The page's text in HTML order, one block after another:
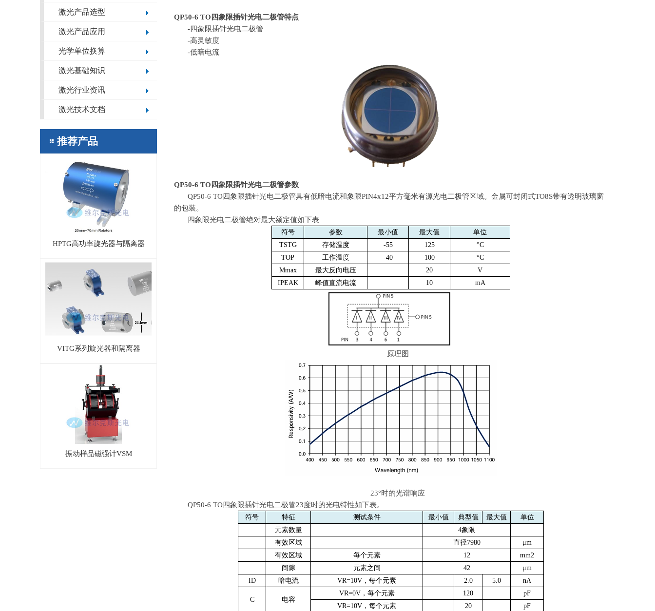
激光产品选型
激光产品应用
光学单位换算
激光基础知识
激光行业资讯
激光技术文档
推荐产品
HPTG高功率旋光器与隔离器
VITG系列旋光器和隔离器
振动样品磁强计VSM
QP50-6 TO 四象限插针光电二极管特点
-四象限插针光电二极管
-高灵敏度
-低暗电流
QP50-6 TO 四象限插针光电二极管参数
QP50-6 TO四象限插针光电二极管具有低暗电流和象限PIN4x12平方毫米有源光电二极管区域。金属可封闭式TO8S带有透明玻璃窗
的包装。
四象限光电二极管绝对最大额定值如下表
符号 参数 最小值 最大值
单位
TSTG
存储温度 -55 125 °C
TOP
工作温度 -40 100 °C
Mmax
最大反向电压 20
V
IPEAK
峰值直流电流 10 mA
原理图
23°时的光谱响应
QP50-6 TO四象限插针光电二极管23度时的光电特性如下表。
符号 特征 测试条件 最小值 典型值 最大值
单位
元素数量
4象限
有效区域
直径7980 μm
有效区域
每个元素 12
mm2
间隙
元素之间 42 μm
ID
暗电流 VR=10V ，每个元素 2.0 5.0 nA
C 电容
VR=0V，每个元素 120
pF
VR=10V ，每个元素 20 pF